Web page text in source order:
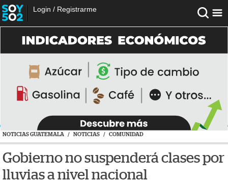
Login / Registrarme
NOTICIAS GUATEMALA / NOTICIAS / COMUNIDAD
Gobierno no suspenderá clases por
lluvias a nivel nacional